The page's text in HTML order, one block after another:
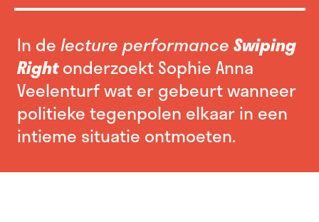
In delecture performanceSwiping
Rightonderzoekt Sophie Anna
Veelenturf wat er gebeurt wanneer
politieke tegenpolen elkaar in een
intieme situatie ontmoeten.